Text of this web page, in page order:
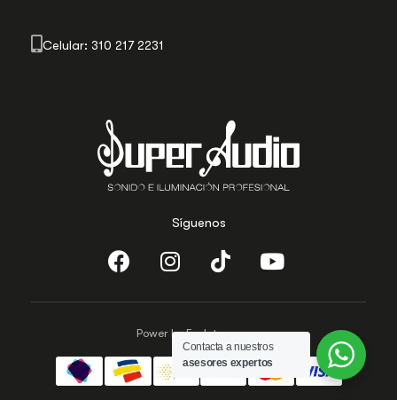
Síguenos
Celular: 310 217 2231
Power by Evolutecc.com
Contacta a nuestros
asesores expertos